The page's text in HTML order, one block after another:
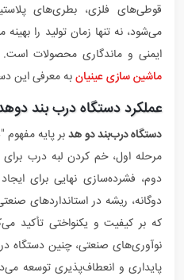
قوطی‌های فلزی، بطری‌های
می‌شود، نه تنها زمان تولید را
ایمنی و ماندگاری محصولات
ماشین سازی عینیانبه معرفی این
عملکرد دستگاه درب بند
دستگاه درب‌بند دو هدبر پایه
مرحله اول، خم کردن لبه درب برای
دوم، فشرده‌سازی نهایی برای
که بر کیفیت و یکنواختی تأکید
نوآوری‌های صنعتی، چنین دستگاه
پایداری و انعطاف‌پذیری توسعه